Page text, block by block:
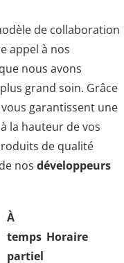
de collaboration
appel à nos
nous avons
grand soin. Grâce
garantissent une
la hauteur de vos
de qualité
nos développeurs
À
temps
partiel
Horaire